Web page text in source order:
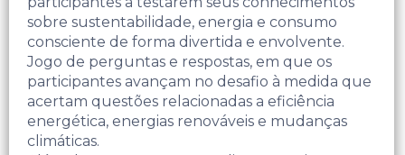
sobre sustentabilidade, energia e consumo
consciente de forma divertida e envolvente.
Jogo de perguntas e respostas, em que os
participantes avançam no desafio à medida que
acertam questões relacionadas a eficiência
energética, energias renováveis e mudanças
climáticas.